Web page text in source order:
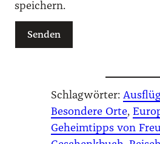
speichern.
Schlagwörter:
Besondere Orte,
Geheimtipps von